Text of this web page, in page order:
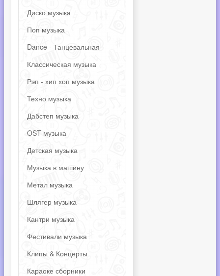
Диско музыка
Поп музыка
Dance - Танцевальная
Классическая музыка
Рэп - хип хоп музыка
Техно музыка
Дабстеп музыка
OST музыка
Детская музыка
Музыка в машину
Метал музыка
Шлягер музыка
Кантри музыка
Фестивали музыка
Клипы & Концерты
Караоке сборники